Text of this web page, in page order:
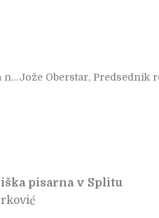
Zahvala SDH-ja Jožetu Oberstarju ob izteku mandata člana nadzornega sveta Slovenskih železnic
pisarna v Splitu